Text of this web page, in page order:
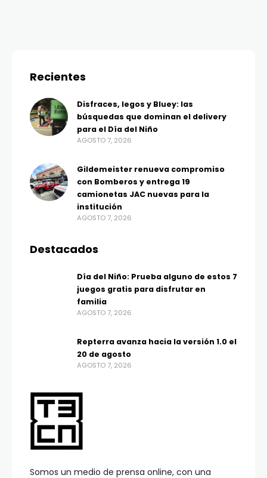
Somos un medio de prensa online, con una
Recientes
Disfraces, legos y Bluey: las
búsquedas que dominan el delivery
para el Día del Niño
AGOSTO 7, 2026
Gildemeister renueva compromiso
con Bomberos y entrega 19
camionetas JAC nuevas para la
institución
AGOSTO 7, 2026
Destacados
Día del Niño: Prueba alguno de estos 7
juegos gratis para disfrutar en
familia
AGOSTO 7, 2026
Repterra avanza hacia la versión 1.0 el
20 de agosto
AGOSTO 7, 2026